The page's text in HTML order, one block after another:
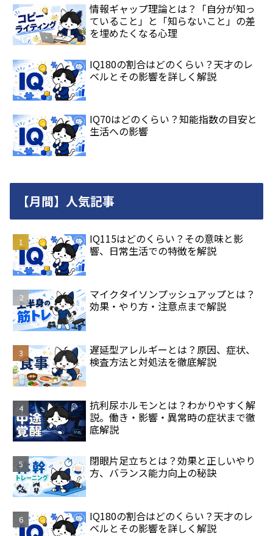
情報ギャップ理論とは？「自分が知っ
ていること」と「知らないこと」の差
を埋めたくなる心理
IQ180の割合はどのくらい？天才のレ
ベルとその影響を詳しく解説
IQ70はどのくらい？知能指数の目安と
生活への影響
【月間】人気記事
IQ115はどのくらい？その意味と影
響、日常生活での特徴を解説
マイクタイソンプッシュアップとは？
効果・やり方・注意点まで解説
遅延型アレルギーとは？原因、症状、
検査方法と対処法を徹底解説
抗利尿ホルモンとは？わかりやすく解
説。働き・影響・異常時の症状まで徹
底解説
閉眼片足立ちとは？効果と正しいやり
方、バランス能力向上の秘訣
IQ180の割合はどのくらい？天才のレ
ベルとその影響を詳しく解説